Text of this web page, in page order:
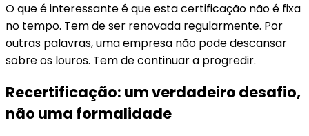
O que é interessante é que esta certificação não é fixa
no tempo. Tem de ser renovada regularmente. Por
outras palavras, uma empresa não pode descansar
sobre os louros. Tem de continuar a progredir.
Recertificação: um verdadeiro desafio,
não uma formalidade